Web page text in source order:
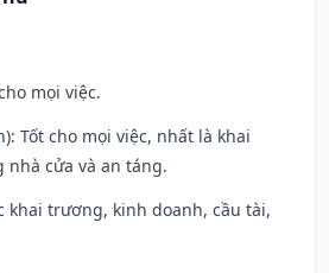
mọi việc.
Tốt cho mọi việc, nhất là khai
cửa và an táng.
khai trương, kinh doanh, cầu tài,